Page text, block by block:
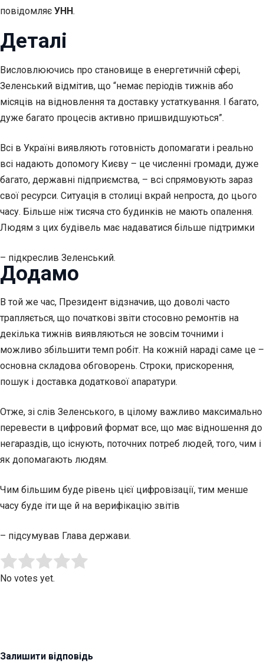
повідомляє УНН.
Деталі
Висловлюючись про становище в енергетичній сфері,
Зеленський відмітив, що “немає періодів тижнів або
місяців на відновлення та доставку устаткування. І багато,
дуже багато процесів активно пришвидшуються”.
Всі в Україні виявляють готовність допомагати і реально
всі надають допомогу Києву – це численні громади, дуже
багато, державні підприємства, – всі спрямовують зараз
свої ресурси. Ситуація в столиці вкрай непроста, до цього
часу. Більше ніж тисяча сто будинків не мають опалення.
Людям з цих будівель має надаватися більше підтримки
– підкреслив Зеленський.
Додамо
В той же час, Президент відзначив, що доволі часто
трапляється, що початкові звіти стосовно ремонтів на
декілька тижнів виявляються не зовсім точними і
можливо збільшити темп робіт. На кожній нараді саме це –
основна складова обговорень. Строки, прискорення,
пошук і доставка додаткової апаратури.
Отже, зі слів Зеленського, в цілому важливо максимально
перевести в цифровий формат все, що має відношення до
негараздів, що існують, поточних потреб людей, того, чим і
як допомагають людям.
Чим більшим буде рівень цієї цифровізації, тим менше
часу буде іти ще й на верифікацію звітів
– підсумував Глава держави.
Rate this item:
No votes yet.
Залишити відповідь